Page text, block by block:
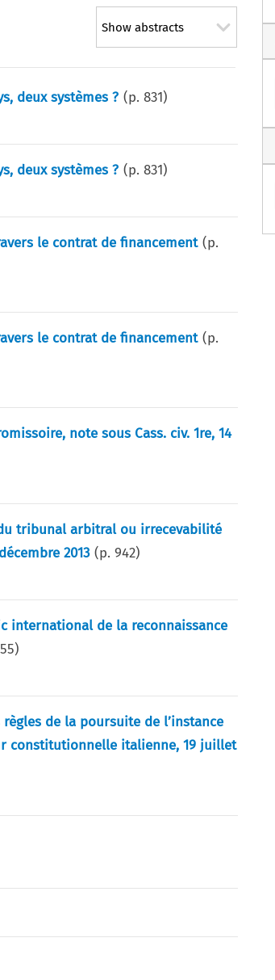
Show abstracts
deux systèmes ? (p.831)
deux systèmes ? (p.831)
le contrat de financement (p.
le contrat de financement (p.
note sous Cass. civ. 1re, 14
tribunal arbitral ou irrecevabilité
2013 (p.942)
international de la reconnaissance
)
de la poursuite de l’instance
constitutionnelle italienne, 19 juillet